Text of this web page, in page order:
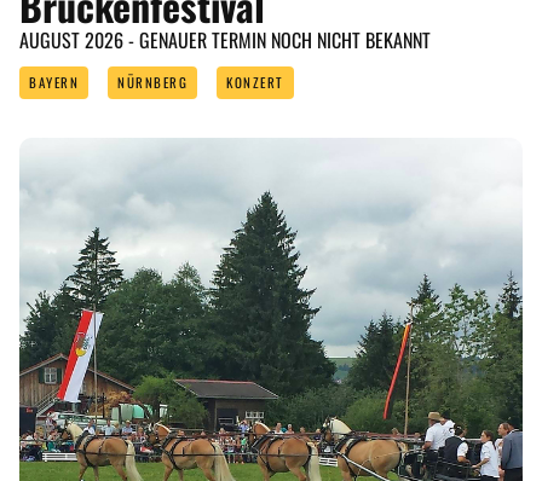
AUGUST 2026 - GENAUER TERMIN NOCH NICHT BEKANNT
BAYERN NÜRNBERG KONZERT